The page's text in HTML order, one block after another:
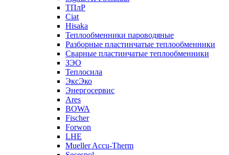
ТПлР
Ciat
Hisaka
Теплообменники пароводяные
Разборные пластинчатые теплообменники
Сварные пластинчатые теплообменники
ЗЭО
Теплосила
ЭксЭко
Энергосервис
Ares
BOWA
Fischer
Forwon
LHE
Mueller Accu-Therm